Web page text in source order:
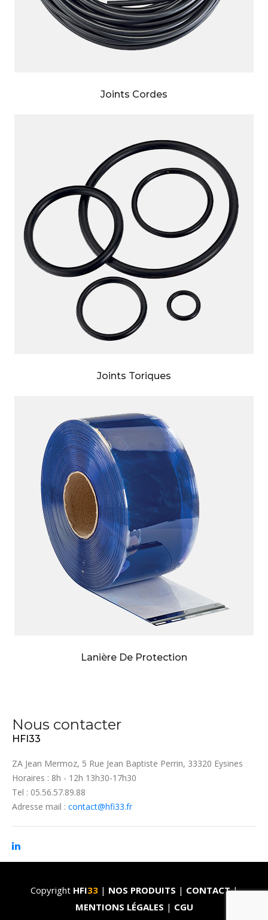
Joints Cordes
Joints Toriques
Lanière De Protection
Nous contacter
HFI33
ZA Jean Mermoz, 5 Rue Jean Baptiste Perrin, 33320 Eysines
Horaires : 8h - 12h 13h30-17h30
Tel : 05.56.57.89.88
Adresse mail : contact@hfi33.fr
Copyright HFI33 | NOS PRODUITS | CONTACT|
MENTIONS LÉGALES | CGU